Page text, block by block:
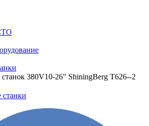
380V10-26" ShiningBerg T626--2